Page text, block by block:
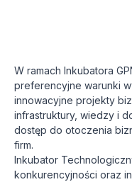
W ramach Inkubatora
preferencyjne warunki
innowacyjne projekty
infrastruktury, wiedzy i
dostęp do otoczenia
firm.
Inkubator
konkurencyjności oraz